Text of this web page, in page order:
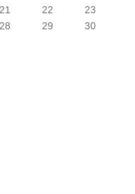
21 22
23
28 29
30